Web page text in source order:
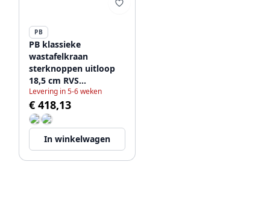
PB
PB klassieke
wastafelkraan
sterknoppen uitloop
18,5 cm RVS
1208854972
Levering in 5-6 weken
€ 418,13
In winkelwagen